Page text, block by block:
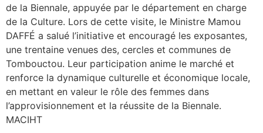
de la Biennale, appuyée par le département en charge
de la Culture. Lors de cette visite, le Ministre Mamou
DAFFÉ a salué l’initiative et encouragé les exposantes,
une trentaine venues des, cercles et communes de
Tombouctou. Leur participation anime le marché et
renforce la dynamique culturelle et économique locale,
en mettant en valeur le rôle des femmes dans
l’approvisionnement et la réussite de la Biennale.
MACIHT